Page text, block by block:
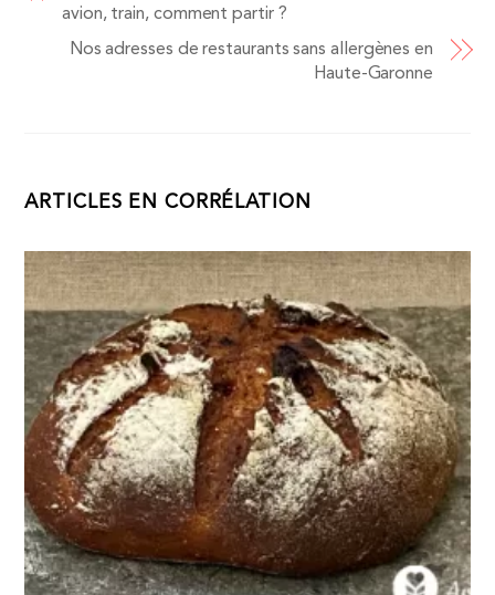
avion, train, comment partir ?
Nos adresses de restaurants sans allergènes en
Haute-Garonne
ARTICLES EN CORRÉLATION